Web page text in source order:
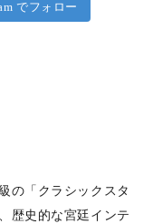
でフォロー
の「クラシックスタ
歴史的な宮廷インテ